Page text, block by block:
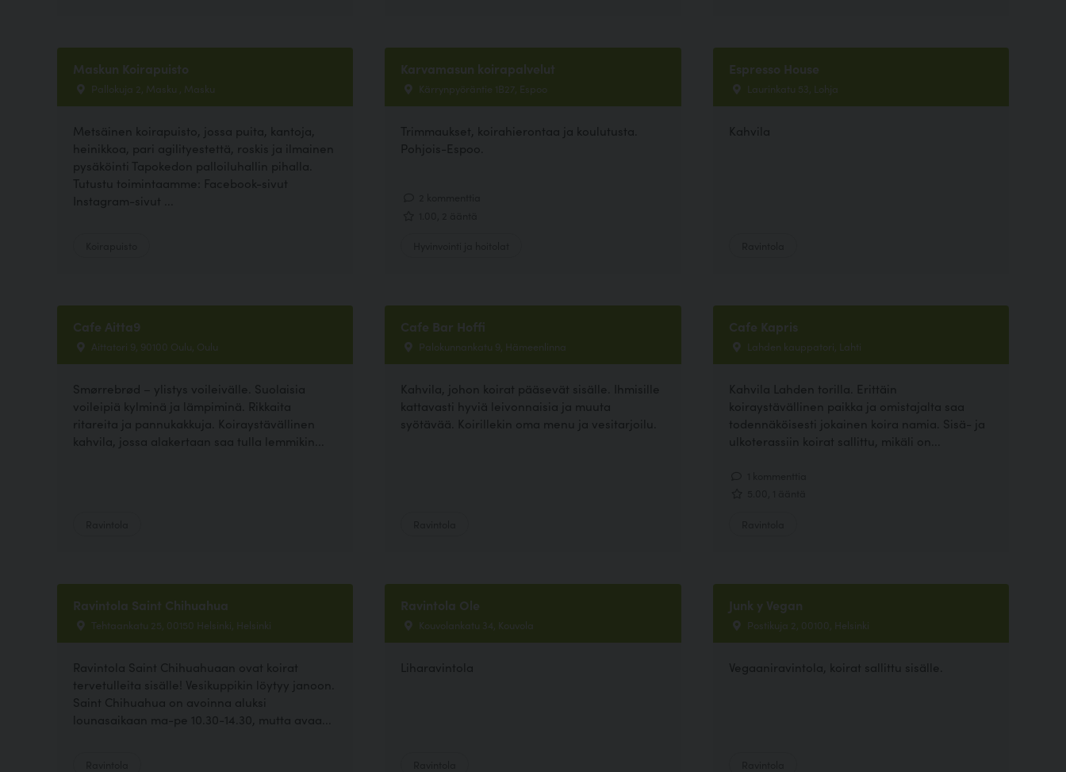
Maskun Koirapuisto
Pallokuja 2, Masku , Masku
Metsäinen koirapuisto, jossa puita, kantoja,
heinikkoa, pari agilityestettä, roskis ja ilmainen
pysäköinti Tapokedon palloiluhallin pihalla.
Tutustu toimintaamme: Facebook-sivut
Instagram-sivut ...
Karvamasun koirapalvelut
Kärrynpyöräntie 1B27, Espoo
Trimmaukset, koirahierontaa ja koulutusta.
Pohjois-Espoo.
Espresso House
Laurinkatu 53, Lohja
Kahvila
Cafe Aitta9
Aittatori 9, 90100 Oulu, Oulu
Smørrebrød – ylistys voileivälle. Suolaisia
voileipiä kylminä ja lämpiminä. Rikkaita
ritareita ja pannukakkuja. Koiraystävällinen
kahvila, jossa alakertaan saa tulla lemmikin...
Cafe Bar Hoffi
Palokunnankatu 9, Hämeenlinna
Kahvila, johon koirat pääsevät sisälle. Ihmisille
kattavasti hyviä leivonnaisia ja muuta
syötävää. Koirillekin oma menu ja vesitarjoilu.
Cafe Kapris
Lahden kauppatori, Lahti
Kahvila Lahden torilla. Erittäin
koiraystävällinen paikka ja omistajalta saa
todennäköisesti jokainen koira namia. Sisä- ja
ulkoterassiin koirat sallittu, mikäli on...
Ravintola Saint Chihuahua
Tehtaankatu 25, 00150 Helsinki, Helsinki
Ravintola Saint Chihuahuaan ovat koirat
tervetulleita sisälle! Vesikuppikin löytyy janoon.
Saint Chihuahua on avoinna aluksi
lounasaikaan ma-pe 10.30-14.30, mutta avaa...
Ravintola Ole
Kouvolankatu 34, Kouvola
Liharavintola
Junk y Vegan
Postikuja 2, 00100, Helsinki
Vegaaniravintola, koirat sallittu sisälle.